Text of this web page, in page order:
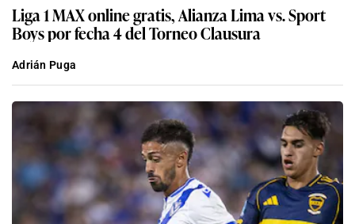
Liga 1 MAX online gratis, Alianza Lima vs. Sport
Boys por fecha 4 del Torneo Clausura
Adrián Puga